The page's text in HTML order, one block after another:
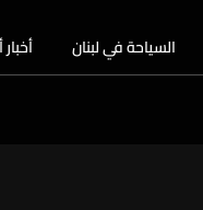
السياحة في لبنان